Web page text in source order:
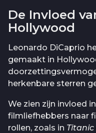
De Invloed
Hollywood
Leonardo DiCaprio
gemaakt in
herkenbare sterren
We zien zijn invloed
filmliefhebbers naar
rollen, zoals in Titanic